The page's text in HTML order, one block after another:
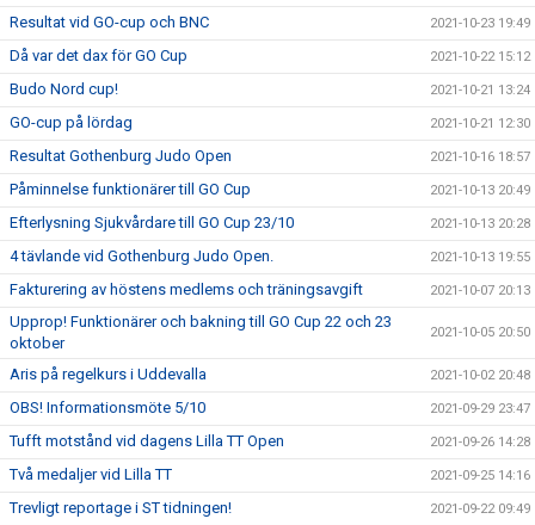
Resultat vid GO-cup och BNC 2021-10-23 19:49
Då var det dax för GO Cup 2021-10-22 15:12
Budo Nord cup! 2021-10-21 13:24
GO-cup på lördag 2021-10-21 12:30
Resultat Gothenburg Judo Open 2021-10-16 18:57
Påminnelse funktionärer till GO Cup 2021-10-13 20:49
Efterlysning Sjukvårdare till GO Cup 23/10 2021-10-13 20:28
4 tävlande vid Gothenburg Judo Open. 2021-10-13 19:55
Fakturering av höstens medlems och träningsavgift 2021-10-07 20:13
Upprop! Funktionärer och bakning till GO Cup 22 och 23
oktober
2021-10-05 20:50
Aris på regelkurs i Uddevalla 2021-10-02 20:48
OBS! Informationsmöte 5/10 2021-09-29 23:47
Tufft motstånd vid dagens Lilla TT Open 2021-09-26 14:28
Två medaljer vid Lilla TT 2021-09-25 14:16
Trevligt reportage i ST tidningen! 2021-09-22 09:49